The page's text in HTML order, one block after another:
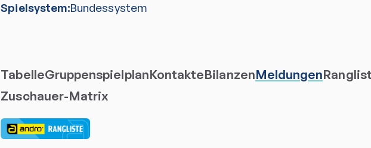
Spielsystem:Bundessystem
TabelleGruppenspielplanKontakteBilanzenMeldungen
Zuschauer-Matrix